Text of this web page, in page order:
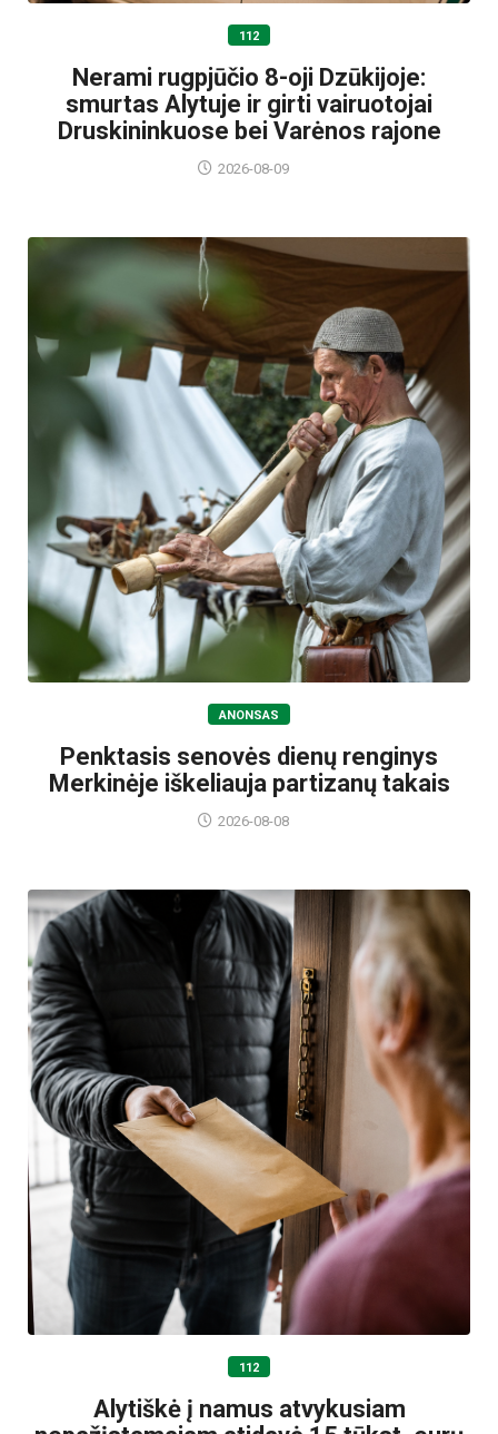
112
Nerami rugpjūčio 8-oji Dzūkijoje:
smurtas Alytuje ir girti vairuotojai
Druskininkuose bei Varėnos rajone
2026-08-09
ANONSAS
Penktasis senovės dienų renginys
Merkinėje iškeliauja partizanų takais
2026-08-08
112
Alytiškė į namus atvykusiam